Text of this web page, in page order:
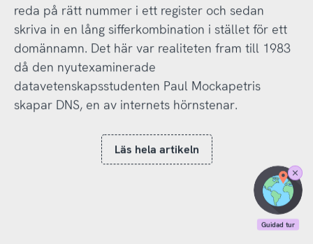
reda på rätt nummer i ett register och sedan
skriva in en lång sifferkombination i stället för ett
domännamn. Det här var realiteten fram till 1983
då den nyutexaminerade
datavetenskapsstudenten Paul Mockapetris
skapar DNS, en av internets hörnstenar.
Läs hela artikeln
Stäng
Guidad
tur